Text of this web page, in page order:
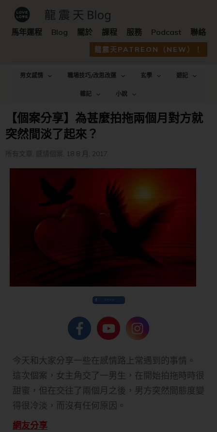
馬年運程 Blog 關於 課程 服務 Podcast 聯絡
龍震天PATREON（NEW）！
男女感情 職場技巧/改思改運 玄學
遊記
雜記
小說
【個案分享】為甚麼拍拖兩個月對方就
突然間淡了起來？
所有文章 , 感情個案, 18 8 月, 2017
Share
今天和大家分享一些在感情路上常遇到的事情。
這次個案，女主角交了一男生，在開始拍拖時時很
甜蜜，但在交往了兩個月之後，男方突然間態度變
得很冷淡，而沒有任何原因。
網友分享